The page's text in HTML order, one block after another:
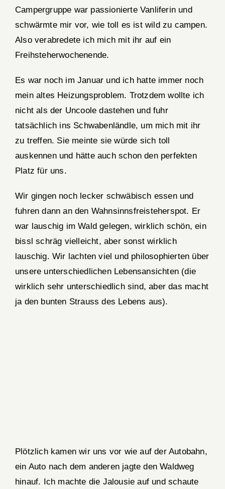
Campergruppe war passionierte Vanliferin und
schwärmte mir vor, wie toll es ist wild zu campen.
Also verabredete ich mich mit ihr auf ein
Freihsteherwochenende.
Es war noch im Januar und ich hatte immer noch
mein altes Heizungsproblem. Trotzdem wollte ich
nicht als der Uncoole dastehen und fuhr
tatsächlich ins Schwabenländle, um mich mit ihr
zu treffen. Sie meinte sie würde sich toll
auskennen und hätte auch schon den perfekten
Platz für uns.
Wir gingen noch lecker schwäbisch essen und
fuhren dann an den Wahnsinnsfreisteherspot. Er
war lauschig im Wald gelegen, wirklich schön, ein
bissl schräg vielleicht, aber sonst wirklich
lauschig. Wir lachten viel und philosophierten über
unsere unterschiedlichen Lebensansichten (die
wirklich sehr unterschiedlich sind, aber das macht
ja den bunten Strauss des Lebens aus).
Plötzlich kamen wir uns vor wie auf der Autobahn,
ein Auto nach dem anderen jagte den Waldweg
hinauf. Ich machte die Jalousie auf und schaute